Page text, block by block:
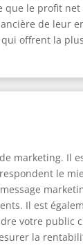
le profit net
de leur
offrent la
marketing. Il
le
Il est
votre public
la